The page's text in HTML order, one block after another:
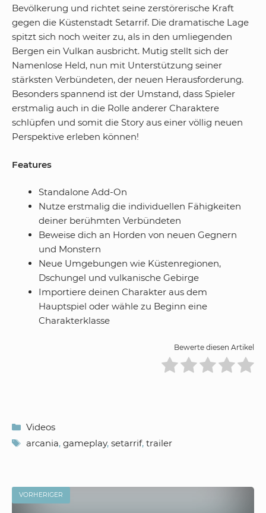
Bevölkerung und richtet seine zerstörerische Kraft
gegen die Küstenstadt Setarrif. Die dramatische Lage
spitzt sich noch weiter zu, als in den umliegenden
Bergen ein Vulkan ausbricht. Mutig stellt sich der
Namenlose Held, nun mit Unterstützung seiner
stärksten Verbündeten, der neuen Herausforderung.
Besonders spannend ist der Umstand, dass Spieler
erstmalig auch in die Rolle anderer Charaktere
schlüpfen und somit die Story aus einer völlig neuen
Perspektive erleben können!
Features
Standalone Add-On
Nutze erstmalig die individuellen Fähigkeiten
deiner berühmten Verbündeten
Beweise dich an Horden von neuen Gegnern
und Monstern
Neue Umgebungen wie Küstenregionen,
Dschungel und vulkanische Gebirge
Importiere deinen Charakter aus dem
Hauptspiel oder wähle zu Beginn eine
Charakterklasse
Bewerte diesen Artikel
Kategorien
Videos
Schlagwörter
arcania, gameplay, setarrif, trailer
VORHERIGER